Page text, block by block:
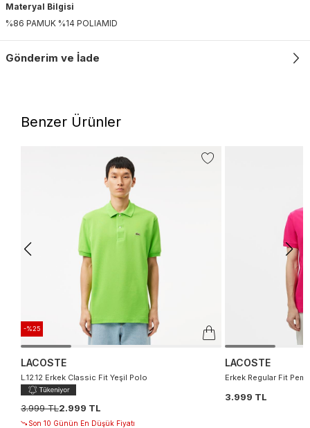
Materyal Bilgisi
%86 PAMUK %14 POLIAMID
Gönderim ve İade
Benzer Ürünler
-%25
LACOSTE
L.12.12 Erkek Classic Fit Yeşil Polo
3.999 TL2.999 TL
Son 10 Günün En Düşük Fiyatı
LACOSTE
Erkek Regular Fit
3.999 TL